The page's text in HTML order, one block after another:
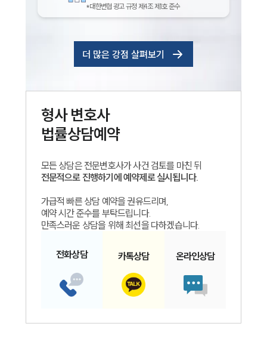
*대한변협 광고 규정 제4조 제1호 준수
더 많은 강점 살펴보기
형사변호사
법률상담예약
모든 상담은 전문변호사가 사건 검토를 마친 뒤
전문적으로 진행하기에 예약제로 실시됩니다.
가급적 빠른 상담 예약을 권유드리며,
예약 시간 준수를 부탁드립니다.
만족스러운 상담을 위해 최선을 다하겠습니다.
전화상담 카톡상담 온라인상담